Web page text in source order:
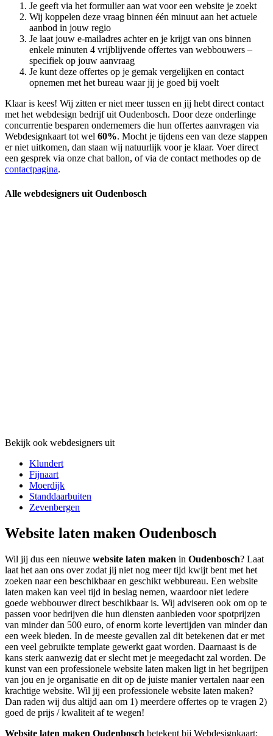
Je geeft via het formulier aan wat voor een website je zoekt
Wij koppelen deze vraag binnen één minuut aan het actuele
aanbod in jouw regio
Je laat jouw e-mailadres achter en je krijgt van ons binnen
enkele minuten 4 vrijblijvende offertes van webbouwers –
specifiek op jouw aanvraag
Je kunt deze offertes op je gemak vergelijken en contact
opnemen met het bureau waar jij je goed bij voelt
Klaar is kees! Wij zitten er niet meer tussen en jij hebt direct contact
met het webdesign bedrijf uit Oudenbosch. Door deze onderlinge
concurrentie besparen ondernemers die hun offertes aanvragen via
Webdesignkaart tot wel 60%. Mocht je tijdens een van deze stappen
er niet uitkomen, dan staan wij natuurlijk voor je klaar. Voer direct
een gesprek via onze chat ballon, of via de contact methodes op de
contactpagina.
Alle webdesigners uit Oudenbosch
Bekijk ook webdesigners uit
Klundert
Fijnaart
Moerdijk
Standdaarbuiten
Zevenbergen
Website laten maken Oudenbosch
Wil jij dus een nieuwe website laten maken in Oudenbosch? Laat
laat het aan ons over zodat jij niet nog meer tijd kwijt bent met het
zoeken naar een beschikbaar en geschikt webbureau. Een website
laten maken kan veel tijd in beslag nemen, waardoor niet iedere
goede webbouwer direct beschikbaar is. Wij adviseren ook om op te
passen voor bedrijven die hun diensten aanbieden voor spotprijzen
van minder dan 500 euro, of enorm korte levertijden van minder dan
een week bieden. In de meeste gevallen zal dit betekenen dat er met
een veel gebruikte template gewerkt gaat worden. Daarnaast is de
kans sterk aanwezig dat er slecht met je meegedacht zal worden. De
kunst van een professionele website laten maken ligt in het begrijpen
van jou en je organisatie en dit op de juiste manier vertalen naar een
krachtige website. Wil jij een professionele website laten maken?
Dan raden wij dus altijd aan om 1) meerdere offertes op te vragen 2)
goed de prijs / kwaliteit af te wegen!
Website laten maken Oudenbosch betekent bij Webdesignkaart: